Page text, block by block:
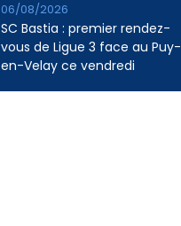
SC Bastia : premier rendez-
vous de Ligue 3 face au Puy-
en-Velay ce vendredi
06/08/2026